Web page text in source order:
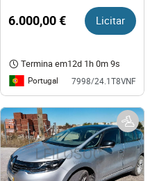
6.000,00 € Licitar
Termina em12d 1h 0m 9s
Portugal 7998/24.1T8VNF